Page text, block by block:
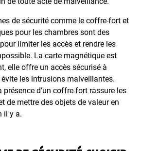
de sécurité comme le coffre-fort et
pour les chambres sont des
limiter les accès et rendre les
La carte magnétique est
elle offre un accès sécurisé à
les intrusions malveillantes.
présence d’un coffre-fort rassure les
de mettre des objets de valeur en
il y a.